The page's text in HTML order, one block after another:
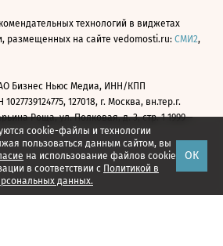
cookie-файлы и технологии
пользоваться данным сайтом, вы
на использование файлов cookie
в соответствии с Политикой в
данных.
ОК
технологий в виджетах
размещенных на сайте vedomosti.ru: СМИ2,
Бизнес Ньюс Медиа, ИНН/КПП
1027739124775, 127018, г. Москва, вн.тер.г.
Роща, ул. Полковая, д. 3, стр. 1 1999—